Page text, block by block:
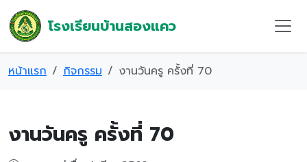
โรงเรียนบ้านสองแคว
หน้าแรก กิจกรรม งานวันครู ครั้งที่ 70
งานวันครู ครั้งที่ 70